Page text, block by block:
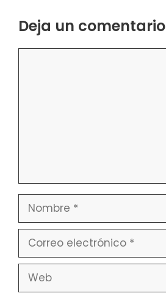
Deja un comentario
Nombre
Correo
electrónico
Web